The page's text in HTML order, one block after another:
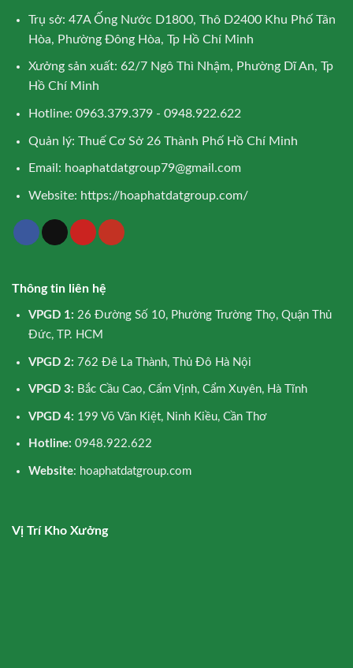
Trụ sở: 47A Ống Nước D1800, Thô D2400 Khu Phố Tân
Hòa, Phường Đông Hòa, Tp Hồ Chí Minh
Xưởng sản xuất: 62/7 Ngô Thì Nhậm, Phường Dĩ An, Tp
Hồ Chí Minh
Hotline: 0963.379.379 - 0948.922.622
Quản lý: Thuế Cơ Sở 26 Thành Phố Hồ Chí Minh
Email: hoaphatdatgroup79@gmail.com
Website: https://hoaphatdatgroup.com/
Thông tin liên hệ
VPGD 1: 26 Đường Số 10, Phường Trường Thọ, Quận Thủ
Đức, TP. HCM
VPGD 2: 762 Đê La Thành, Thủ Đô Hà Nội
VPGD 3: Bắc Cầu Cao, Cẩm Vịnh, Cẩm Xuyên, Hà Tĩnh
VPGD 4: 199 Võ Văn Kiệt, Ninh Kiều, Cần Thơ
Hotline: 0948.922.622
Website: hoaphatdatgroup.com
Vị Trí Kho Xưởng